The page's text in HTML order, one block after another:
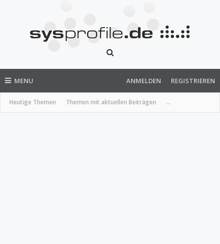
MENU
Heutige Themen Themen mit aktuellen Beiträgen ...
ANMELDEN REGISTRIEREN